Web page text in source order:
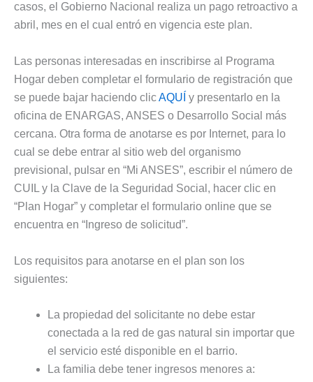
casos, el Gobierno Nacional realiza un pago retroactivo a
abril, mes en el cual entró en vigencia este plan.
Las personas interesadas en inscribirse al Programa
Hogar deben completar el formulario de registración que
se puede bajar haciendo clicAQUÍ y presentarlo en la
oficina de ENARGAS, ANSES o Desarrollo Social más
cercana. Otra forma de anotarse es por Internet, para lo
cual se debe entrar al sitio web del organismo
previsional, pulsar en “Mi ANSES”, escribir el número de
CUIL y la Clave de la Seguridad Social, hacer clic en
“Plan Hogar” y completar el formulario online que se
encuentra en “Ingreso de solicitud”.
Los requisitos para anotarse en el plan son los
siguientes:
La propiedad del solicitante no debe estar
conectada a la red de gas natural sin importar que
el servicio esté disponible en el barrio.
La familia debe tener ingresos menores a: